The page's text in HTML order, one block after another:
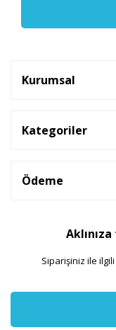
Kurumsal
Kategoriler
Ödeme
Siparişiniz ile